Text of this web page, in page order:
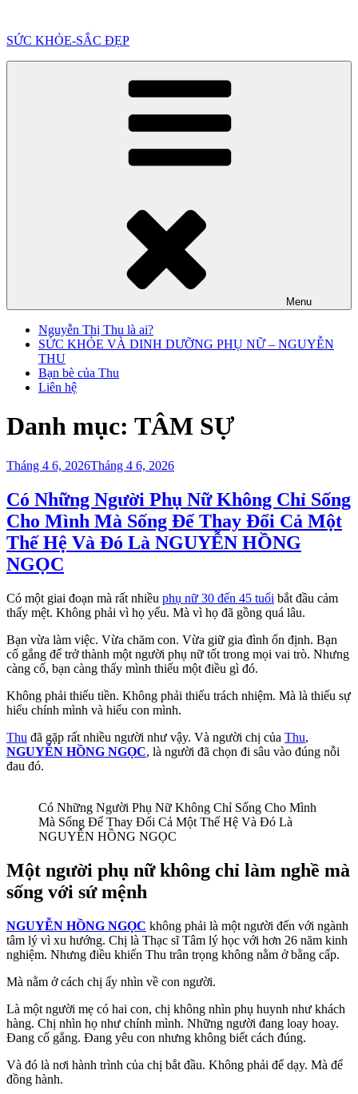
phần
SỨC KHỎE-SẮC ĐẸP
Menu
Nguyễn Thị Thu là ai?
SỨC KHỎE VÀ DINH DƯỠNG PHỤ NỮ – NGUYỄN
THU
Bạn bè của Thu
Liên hệ
Danh mục: TÂM SỰ
Đăng
Tháng 4 6, 2026Tháng 4 6, 2026
Có Những Người Phụ Nữ Không Chỉ Sống
Cho Mình Mà Sống Để Thay Đổi Cả Một
Thế Hệ Và Đó Là NGUYỄN HỒNG
NGỌC
Có một giai đoạn mà rất nhiều phụ nữ 30 đến 45 tuổi bắt đầu cảm
thấy mệt. Không phải vì họ yếu. Mà vì họ đã gồng quá lâu.
Bạn vừa làm việc. Vừa chăm con. Vừa giữ gia đình ổn định. Bạn
cố gắng để trở thành một người phụ nữ tốt trong mọi vai trò. Nhưng
càng cố, bạn càng thấy mình thiếu một điều gì đó.
Không phải thiếu tiền. Không phải thiếu trách nhiệm. Mà là thiếu sự
hiểu chính mình và hiểu con mình.
Thu đã gặp rất nhiều người như vậy. Và người chị của Thu,
NGUYỄN HỒNG NGỌC, là người đã chọn đi sâu vào đúng nỗi
đau đó.
Có Những Người Phụ Nữ Không Chỉ Sống Cho Mình
Mà Sống Để Thay Đổi Cả Một Thế Hệ Và Đó Là
NGUYỄN HỒNG NGỌC
Một người phụ nữ không chỉ làm nghề mà
sống với sứ mệnh
NGUYỄN HỒNG NGỌC không phải là một người đến với ngành
tâm lý vì xu hướng. Chị là Thạc sĩ Tâm lý học với hơn 26 năm kinh
nghiệm. Nhưng điều khiến Thu trân trọng không nằm ở bằng cấp.
Mà nằm ở cách chị ấy nhìn về con người.
Là một người mẹ có hai con, chị không nhìn phụ huynh như khách
hàng. Chị nhìn họ như chính mình. Những người đang loay hoay.
Đang cố gắng. Đang yêu con nhưng không biết cách đúng.
Và đó là nơi hành trình của chị bắt đầu. Không phải để dạy. Mà để
đồng hành.